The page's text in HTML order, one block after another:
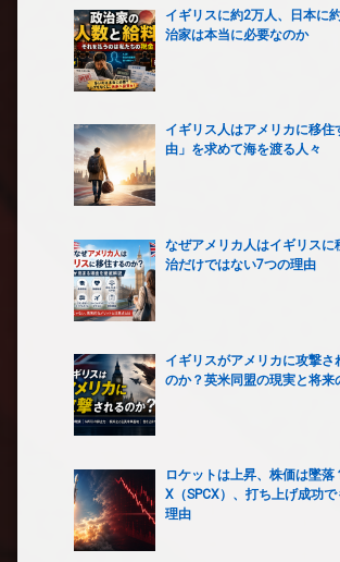
イギリスに約2万人、日本に
治家は本当に必要なのか
イギリス人はアメリカに移住
由」を求めて海を渡る人々
なぜアメリカ人はイギリスに
治だけではない7つの理由
イギリスがアメリカに攻撃さ
のか？英米同盟の現実と将来
ロケットは上昇、株価は墜落
X（SPCX）、打ち上げ成功
理由